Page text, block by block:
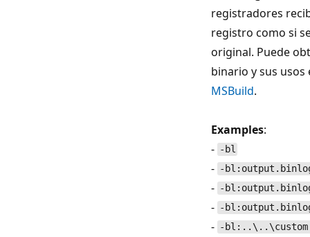
registradores
registro como si
original. Puede
binario y sus
MSBuild.
Examples:
- -bl
- -
- -
- -
- -